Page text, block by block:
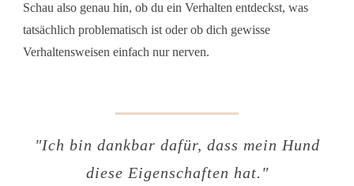
Schau also genau hin, ob du ein Verhalten entdeckst, was
tatsächlich problematisch ist oder ob dich gewisse
Verhaltensweisen einfach nur nerven.
"Ich bin dankbar dafür, dass mein Hund
diese Eigenschaften hat."